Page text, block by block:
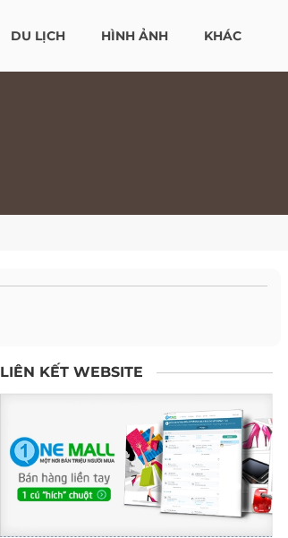
DU LỊCH HÌNH ẢNH KHÁC
LIÊN KẾT WEBSITE